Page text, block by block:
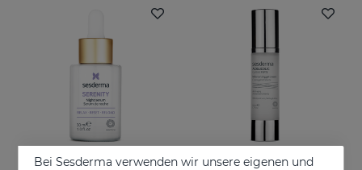
Bei Sesderma verwenden wir unsere eigenen und